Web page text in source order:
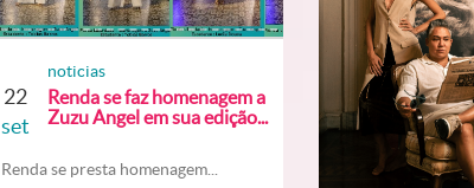
22
set
noticias
Renda se faz homenagem a
Zuzu Angel em sua edição...
Renda se presta homenagem...